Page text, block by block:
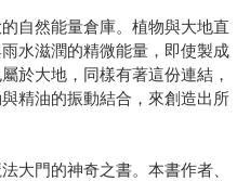
自然能量倉庫。植物與大地直
水滋潤的精微能量，即使製成
於大地，同樣有著這份連結，
精油的振動結合，來創造出所
大門的神奇之書。本書作者、